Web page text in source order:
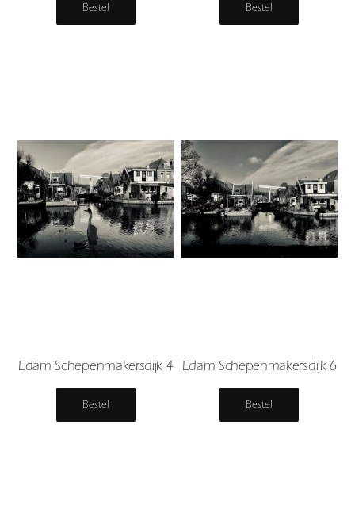
Bestel Bestel
Edam Schepenmakersdijk 4
Bestel
Edam Schepenmakersdijk 6
Bestel